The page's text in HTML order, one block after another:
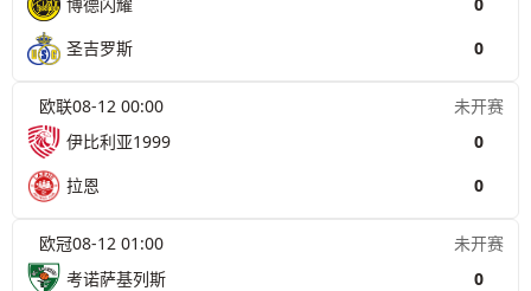
圣吉罗斯
0
欧联08-12 00:00
未开赛
伊比利亚1999
0
拉恩
0
欧冠08-12 01:00
未开赛
考诺萨基列斯
0